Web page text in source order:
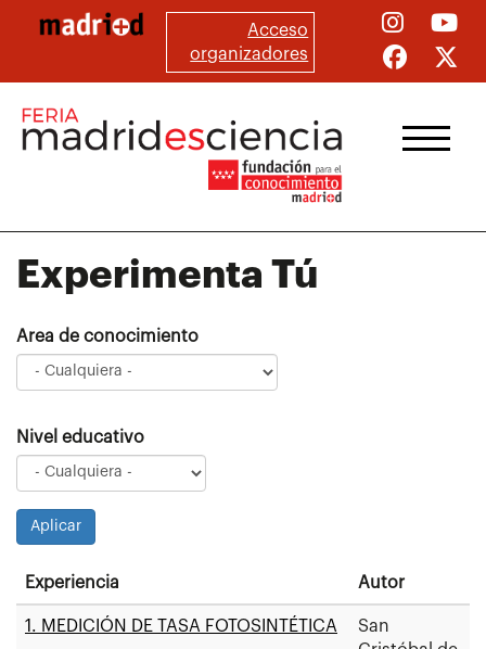
principal
Acceso
organizadores
Experimenta Tú
Area de conocimiento
Nivel educativo
Experiencia Autor
1. MEDICIÓN DE TASA FOTOSINTÉTICA
San